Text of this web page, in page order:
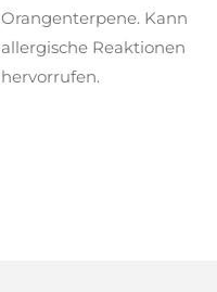
Orangenterpene. Kann
allergische Reaktionen
hervorrufen.